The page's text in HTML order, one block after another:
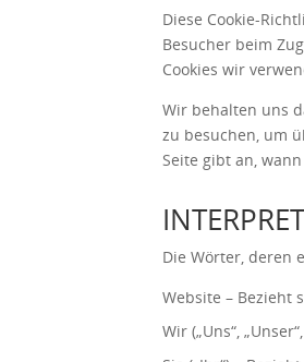
Diese Cookie-
Besucher beim
Cookies wir
Wir behalten uns
zu besuchen, um
Seite gibt an,
Die Wörter, deren
Website – Bezieht
Wir („Uns“,